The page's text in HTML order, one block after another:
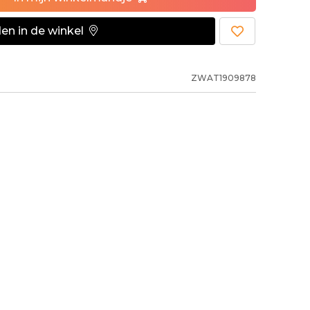
in de winkel
ZWAT1909878